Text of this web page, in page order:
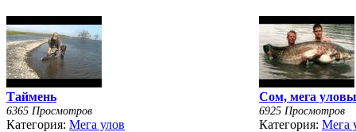
Таймень
6365 Просмотров
Категория: Мега улов
Сом, мега
6925 Просмотров
Категория:Мега